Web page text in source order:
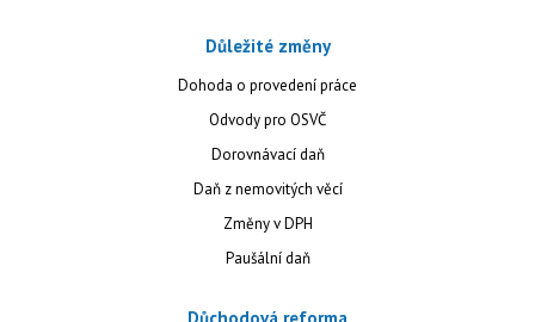
Důležité změny
Dohoda o provedení práce
Odvody pro OSVČ
Dorovnávací daň
Daň z nemovitých věcí
Změny v DPH
Paušální daň
Důchodová reforma